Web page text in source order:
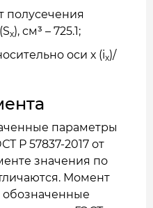
полусечения
x), см³ – 725.1;
оси х (ix)/
параметры
Р 57837-2017 от
значения по
Момент
обозначенные